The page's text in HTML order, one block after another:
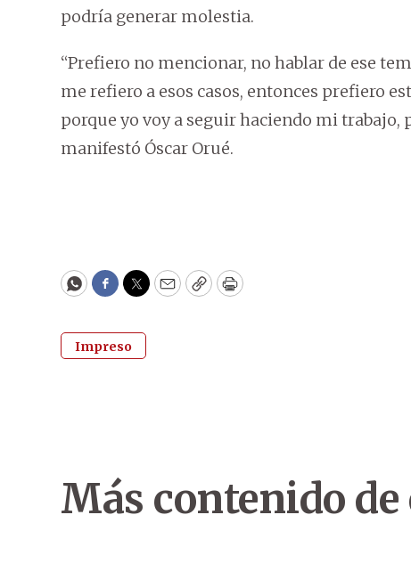
podría generar molestia.
“Prefiero no mencionar, no hablar de ese
me refiero a esos casos, entonces prefiero
porque yo voy a seguir haciendo mi trabajo,
manifestó Óscar Orué.
WhatsApp
Facebook
Twitter
EmailCopyPrint
Impreso
Más contenido de